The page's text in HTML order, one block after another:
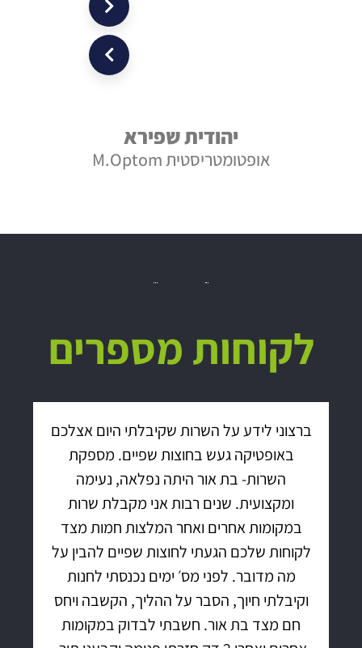
יהודית שפירא
אופטומטריסטית M.Optom
לקוחות מספרים
ברצוני לידע על השרות שקיבלתי היום אצלכם
באופטיקה געש בחוצות שפיים. מספקת
השרות- בת אור היתה נפלאה, נעימה
ומקצועית. שנים רבות אני מקבלת שרות
במקומות אחרים ואחר המלצות חמות מצד
לקוחות שלכם הגעתי לחוצות שפיים להבין על
מה מדובר. לפני מס׳ ימים נכנסתי לחנות
וקיבלתי חיוך, הסבר על ההליך, הקשבה ויחס
חם מצד בת אור. חשבתי לבדוק במקומות